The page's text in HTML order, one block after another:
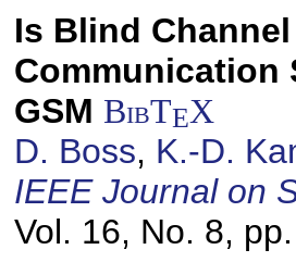
Is Blind
Communication
GSM BibTEX
D. Boss, K.-D.
IEEE Journal on
Vol. 16, No. 8,